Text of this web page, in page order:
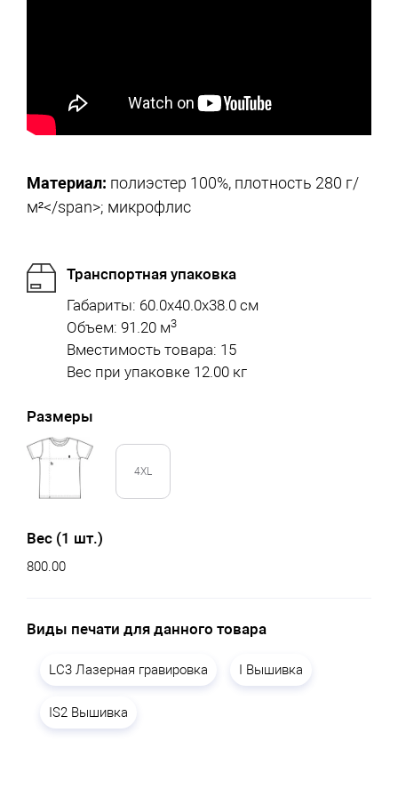
Материал: полиэстер 100%, плотность 280 г/
м²</span>; микрофлис
Транспортная упаковка
Габариты: 60.0x40.0x38.0 см
Объем: 91.20 м3
Вместимость товара: 15
Вес при упаковке 12.00 кг
Размеры
4XL
Вес (1 шт.)
800.00
Виды печати для данного товара
LC3 Лазерная гравировка I Вышивка
IS2 Вышивка